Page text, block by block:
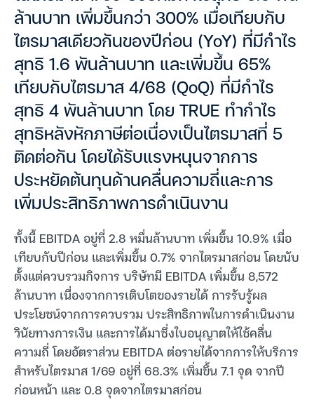
ล้านบาท เพิ่มขึ้นกว่า 300% เมื่อเทียบกับ
ไตรมาสเดียวกันของปีก่อน (YoY) ที่มีกำไร
สุทธิ 1.6 พันล้านบาท และเพิ่มขึ้น 65%
เทียบกับไตรมาส 4/68 (QoQ) ที่มีกำไร
สุทธิ 4 พันล้านบาท โดย TRUE ทำกำไร
สุทธิหลังหักภาษีต่อเนื่องเป็นไตรมาสที่ 5
ติดต่อกัน โดยได้รับแรงหนุนจากการ
ประหยัดต้นทุนด้านคลื่นความถี่และการ
เพิ่มประสิทธิภาพการดำเนินงาน
ทั้งนี้ EBITDA อยู่ที่ 2.8 หมื่นล้านบาท เพิ่มขึ้น 10.9% เมื่อ
เทียบกับปีก่อน และเพิ่มขึ้น 0.7% จากไตรมาสก่อน โดยนับ
ตั้งแต่ควบรวมกิจการ บริษัทมี EBITDA เพิ่มขึ้น 8,572
ล้านบาท เนื่องจากการเติบโตของรายได้ การรับรู้ผล
ประโยชน์จากการควบรวม ประสิทธิภาพในการดำเนินงาน
วินัยทางการเงิน และการได้มาซึ่งใบอนุญาตให้ใช้คลื่น
ความถี่ โดยอัตราส่วน EBITDA ต่อรายได้จากการให้บริการ
สำหรับไตรมาส 1/69 อยู่ที่ 68.3% เพิ่มขึ้น 7.1 จุด จากปี
ก่อนหน้า และ 0.8 จุดจากไตรมาสก่อน